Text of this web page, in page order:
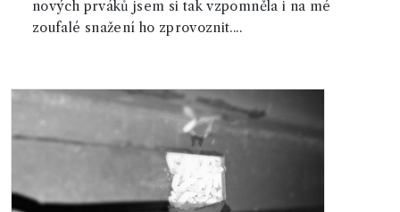
nových prváků jsem si tak vzpomněla i na mé
zoufalé snažení ho zprovoznit....